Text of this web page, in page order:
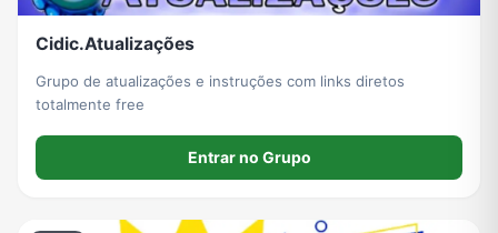
Cidic.Atualizações
Grupo de atualizações e instruções com links diretos
totalmente free
Entrar no Grupo